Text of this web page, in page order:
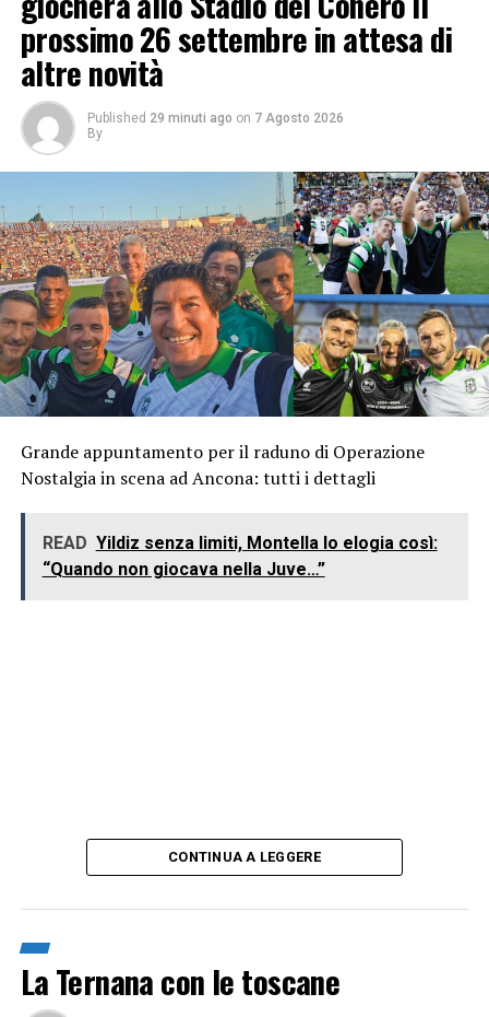
prossimo 26 settembre in attesa di
altre novità
Published 29 minuti ago on 7 Agosto 2026
By
Grande appuntamento per il raduno di Operazione
Nostalgia in scena ad Ancona: tutti i dettagli
READ Yildiz senza limiti, Montella lo elogia così:
“Quando non giocava nella Juve…”
CONTINUA A LEGGERE
La Ternana con le toscane